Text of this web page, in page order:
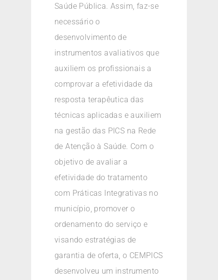
Saúde Pública. Assim, faz-se
necessário o
desenvolvimento de
instrumentos avaliativos que
auxiliem os profissionais a
comprovar a efetividade da
resposta terapêutica das
técnicas aplicadas e auxiliem
na gestão das PICS na Rede
de Atenção à Saúde. Com o
objetivo de avaliar a
efetividade do tratamento
com Práticas Integrativas no
município, promover o
ordenamento do serviço e
visando estratégias de
garantia de oferta, o CEMPICS
desenvolveu um instrumento